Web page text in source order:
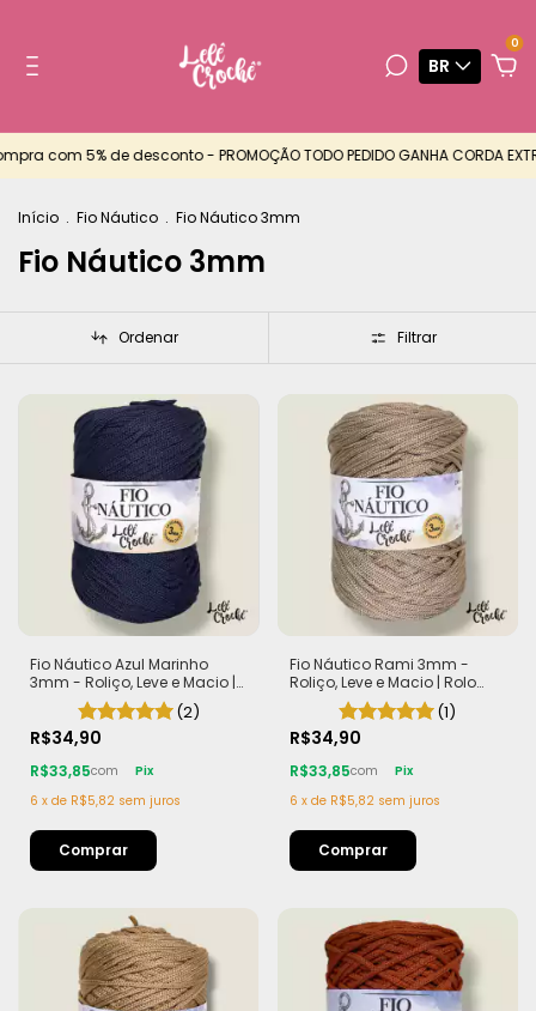
BR
0
com 5% de desconto - PROMOÇÃO TODO PEDIDO GANHA CORDA
Início . Fio Náutico . Fio Náutico 3mm
Fio Náutico 3mm
Ordenar Filtrar
Fio Náutico Azul Marinho
3mm - Roliço, Leve e Macio |
Rolo com 200m (440g)
(2)
R$34,90
R$33,85com
Pix
6 x de R$5,82 sem juros
Fio Náutico Rami 3mm -
Roliço, Leve e Macio | Rolo
com 200m (440g)
(1)
R$34,90
R$33,85com
Pix
6 x de R$5,82 sem juros